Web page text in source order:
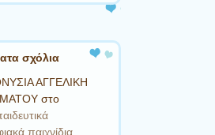
σχόλια
ΑΓΓΕΛΙΚΗ
στο
παιχνίδια